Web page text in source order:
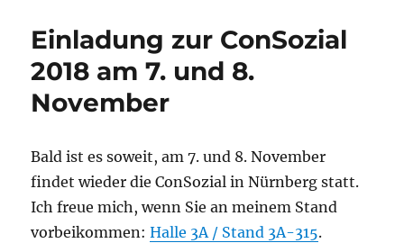
Einladung zur ConSozial
2018 am 7. und 8.
November
Bald ist es soweit, am 7. und 8. November
findet wieder die ConSozial in Nürnberg statt.
Ich freue mich, wenn Sie an meinem Stand
vorbeikommen:Halle 3A / Stand 3A-315.